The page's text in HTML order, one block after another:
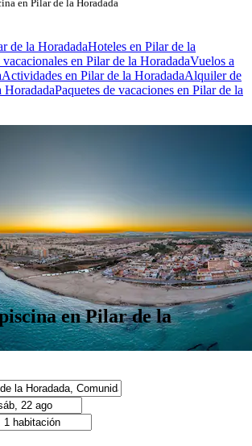
en Pilar de la Horadada
de la HoradadaHoteles en Pilar de la
en Pilar de la HoradadaVuelos a
Actividades en Pilar de la HoradadaAlquiler de
HoradadaPaquetes de vacaciones en Pilar de la
en Pilar de la